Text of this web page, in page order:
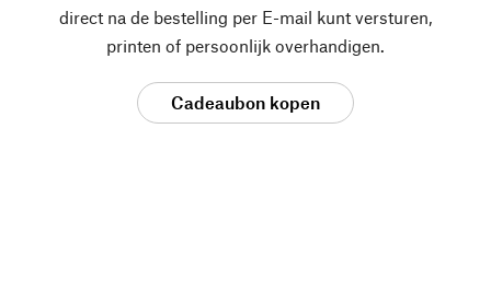
direct na de bestelling per E-mail kunt versturen,
printen of persoonlijk overhandigen.
Cadeaubon kopen